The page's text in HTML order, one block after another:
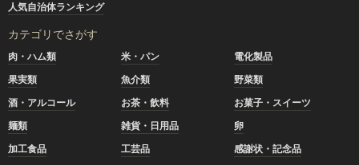
人気自治体ランキング
カテゴリでさがす
肉・ハム類 米・パン
電化製品
果実類
魚介類
野菜類
酒・アルコール
お茶・飲料
お菓子・スイーツ
麺類
雑貨・日用品
卵
加工食品
工芸品
感謝状・記念品